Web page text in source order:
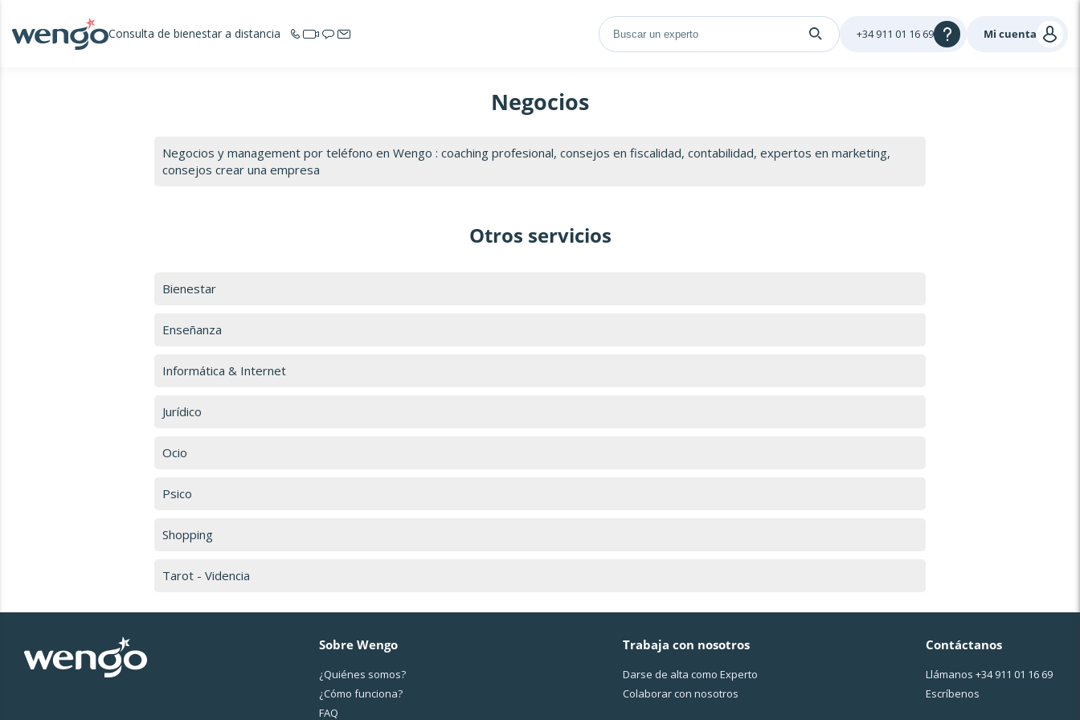
Consulta de bienestar a distancia Mi cuenta
+34 911 01 16 69
Negocios
Negocios y management por teléfono en Wengo : coaching profesional, consejos en fiscalidad, contabilidad, expertos en marketing,
consejos crear una empresa
Otros servicios
Bienestar
Enseñanza
Informática & Internet
Jurídico
Ocio
Psico
Shopping
Tarot - Videncia
Sobre Wengo
¿Quiénes somos?
¿Cо́mo funciona?
FAQ
Trabaja con nosotros
Darse de alta como Experto
Colaborar con nosotros
Contáctanos
Llámanos +34 911 01 16 69
Escríbenos